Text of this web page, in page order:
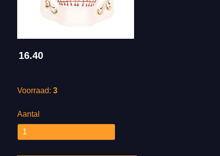
16.40
Voorraad: 3
Aantal